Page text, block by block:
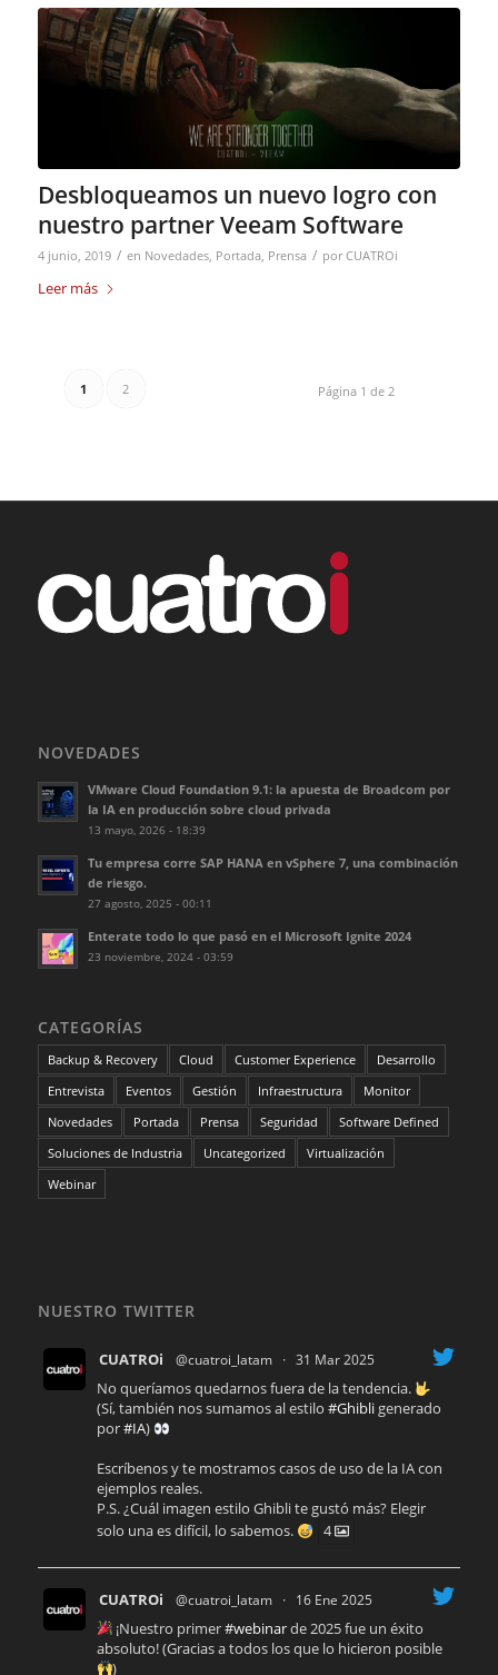
Desbloqueamos un nuevo logro con
nuestro partner Veeam Software
4 junio, 2019 / en Novedades, Portada, Prensa / porCUATROi
Leer más
Página 1 de 2
1 2
NOVEDADES
VMware Cloud Foundation 9.1: la apuesta de Broadcom por
la IA en producción sobre cloud privada
13 mayo, 2026 - 18:39
Tu empresa corre SAP HANA en vSphere 7, una combinación
de riesgo.
27 agosto, 2025 - 00:11
Enterate todo lo que pasó en el Microsoft Ignite 2024
23 noviembre, 2024 - 03:59
CATEGORÍAS
Backup & Recovery Cloud Customer Experience
Desarrollo
Entrevista
Eventos Gestión Infraestructura
Monitor
Novedades
Portada Prensa Seguridad
Software Defined
Soluciones de Industria
Uncategorized
Virtualización
Webinar
NUESTRO TWITTER
CUATROi @cuatroi_latam · 31 Mar 2025
No queríamos quedarnos fuera de la tendencia.
(Sí, también nos sumamos al estilo #Ghibligenerado
por#IA)
Escríbenos y te mostramos casos de uso de la IA con
ejemplos reales.
P.S. ¿Cuál imagen estilo Ghibli te gustó más? Elegir
solo una es difícil, lo sabemos.
4
CUATROi @cuatroi_latam · 16 Ene 2025
¡Nuestro primer#webinarde 2025 fue un éxito
absoluto! (Gracias a todos los que lo hicieron posible
)